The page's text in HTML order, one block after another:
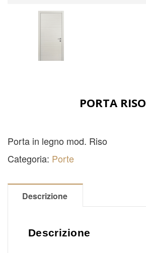
PORTA RISO
Porta in legno mod. Riso
Categoria: Porte
Descrizione
Descrizione